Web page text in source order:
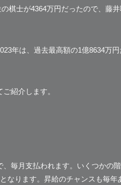
棋士が4364万円だったので、藤
年は、過去最高額の1億8634万
紹介します。
、毎月支払われます。いくつかの
なります。昇給のチャンスも毎年